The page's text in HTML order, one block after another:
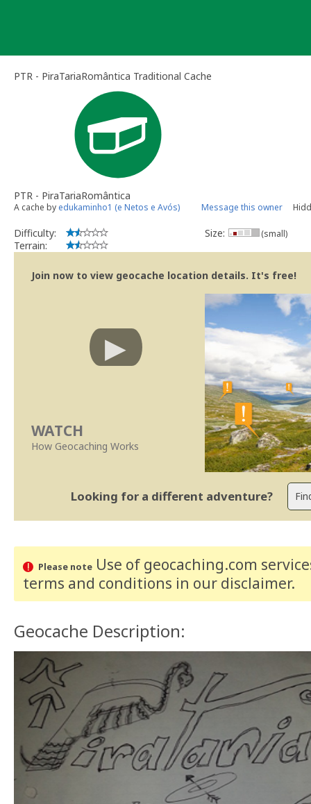
PTR - PiraTariaRomântica Traditional Cache
PTR - PiraTariaRomântica
A cache by edukaminho1 (e Netos e Avós) Message this owner
Difficulty:
Terrain:
Size: (small)
Join now to view geocache location details. It's free!
WATCH
How Geocaching Works
Looking for a different adventure?
Please noteUse of geocaching.com
terms and conditions in our disclaimer.
Geocache Description: